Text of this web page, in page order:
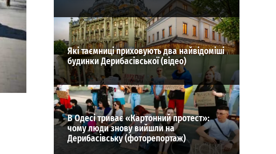
Які таємниці приховують два найвідоміші
будинки Дерибасівської (відео)
В Одесі триває «Картонний протест»:
чому люди знову вийшли на
Дерибасівську (фоторепортаж)